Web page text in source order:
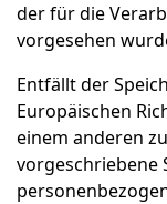
der für die
vorgesehen
Entfällt der
Europäischen
einem anderen
vorgeschriebene